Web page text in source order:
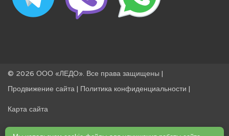
© 2026 ООО «ЛЕДО». Все права защищены |
Продвижение сайта | Политика конфиденциальности |
Карта сайта